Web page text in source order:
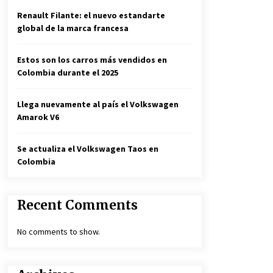
Renault Filante: el nuevo estandarte
global de la marca francesa
Estos son los carros más vendidos en
Colombia durante el 2025
Llega nuevamente al país el Volkswagen
Amarok V6
Se actualiza el Volkswagen Taos en
Colombia
Recent Comments
No comments to show.